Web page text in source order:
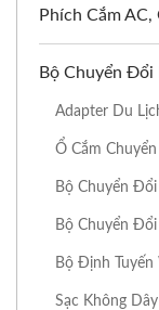
Phích Cắm
Bộ Chuyển Đổi
Adapter Du
Ổ Cắm
Bộ Chuyển
Bộ Chuyển
Bộ Định
Sạc Không Dây